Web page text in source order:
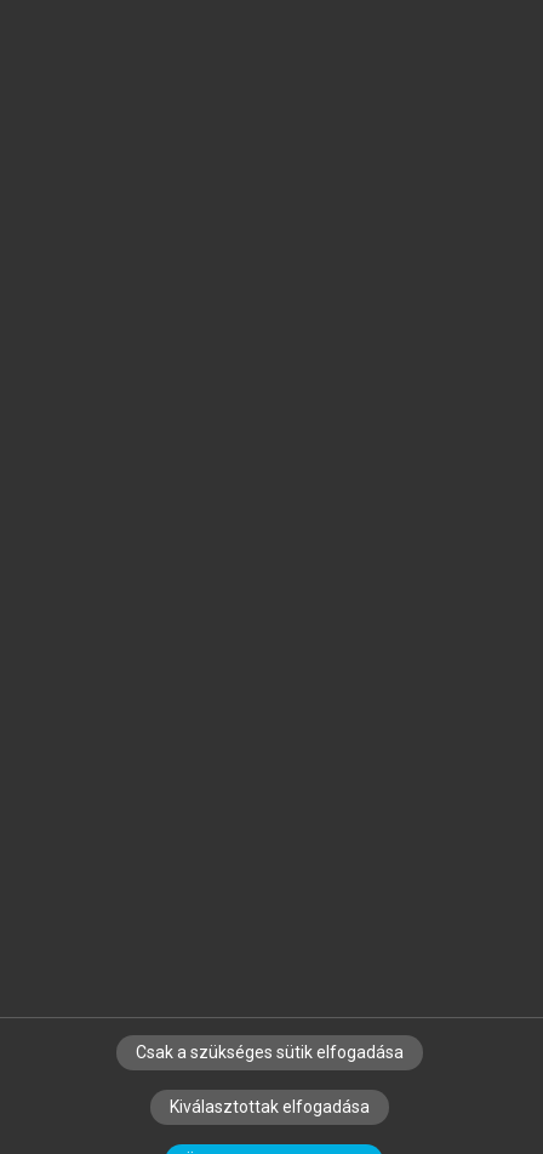
SZERZŐKNEK CÉGEKNEK KÖNYVTÁROSOKNAK
SZERKESZTÉSI ÉS LEKTORÁLÁSI ALAPELVEK
Csak a szükséges sütik elfogadása
Kiválasztottak elfogadása